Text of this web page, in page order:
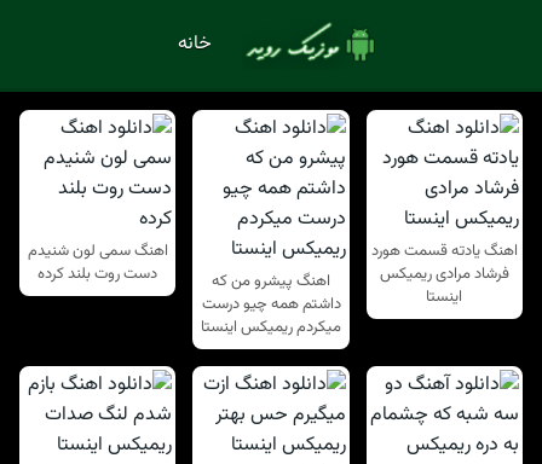
خانه
اهنگ یادته قسمت هورد
فرشاد مرادی ریمیکس
اینستا
اهنگ پیشرو من که
داشتم همه چیو درست
میکردم ریمیکس اینستا
اهنگ سمی لون شنیدم
دست روت بلند کرده